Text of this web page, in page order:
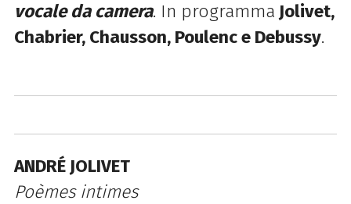
vocale da camera. In programma Jolivet,
Chabrier, Chausson, Poulenc e Debussy.
ANDRÉ JOLIVET
Poèmes intimes